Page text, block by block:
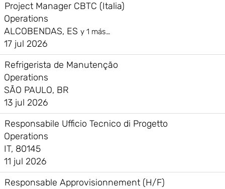
Project Manager CBTC (Italia)
Operations
ALCOBENDAS, ES y 1 más…
17 jul 2026
Refrigerista de Manutenção
Operations
SÃO PAULO, BR
13 jul 2026
Responsabile Ufficio Tecnico di Progetto
Operations
IT, 80145
11 jul 2026
Responsable Approvisionnement (H/F)